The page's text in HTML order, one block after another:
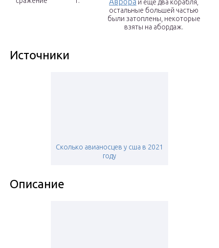
и еще два корабля,
остальные большей частью
были затоплены, некоторые
взяты на абордаж.
Источники
Сколько авианосцев у сша в 2021
году
Описание